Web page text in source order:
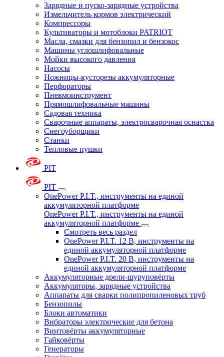
Зарядные и пуско-зарядные устройства
Измельчитель кормов электрический
Компрессоры
Культиваторы и мотоблоки PATRIOT
Масла, смазки для бензопил и бензокос
Машины углошлифовальные
Мойки высокого давления
Насосы
Ножницы-кусторезы аккумуляторные
Перфораторы
Пневмоинструмент
Прямошлифовальные машины
Садовая техника
Сварочные аппараты, электросварочная оснастка
Снегоуборщики
Станки
Тепловые пушки
PIT
PIT
OnePower P.I.T., инструменты на единой
аккумуляторной платформе
OnePower P.I.T., инструменты на единой
аккумуляторной платформе
Смотреть весь раздел
OnePower P.I.T. 12 В, инструменты на
единой аккумуляторной платформе
OnePower P.I.T. 20 В, инструменты на
единой аккумуляторной платформе
Аккумуляторные дрели-шуруповёрты
Аккумуляторы, зарядные устройства
Аппараты для сварки полипропиленовых труб
Бензопилы
Блоки автоматики
Вибраторы электрические для бетона
Винтовёрты аккумуляторные
Гайковёрты
Генераторы